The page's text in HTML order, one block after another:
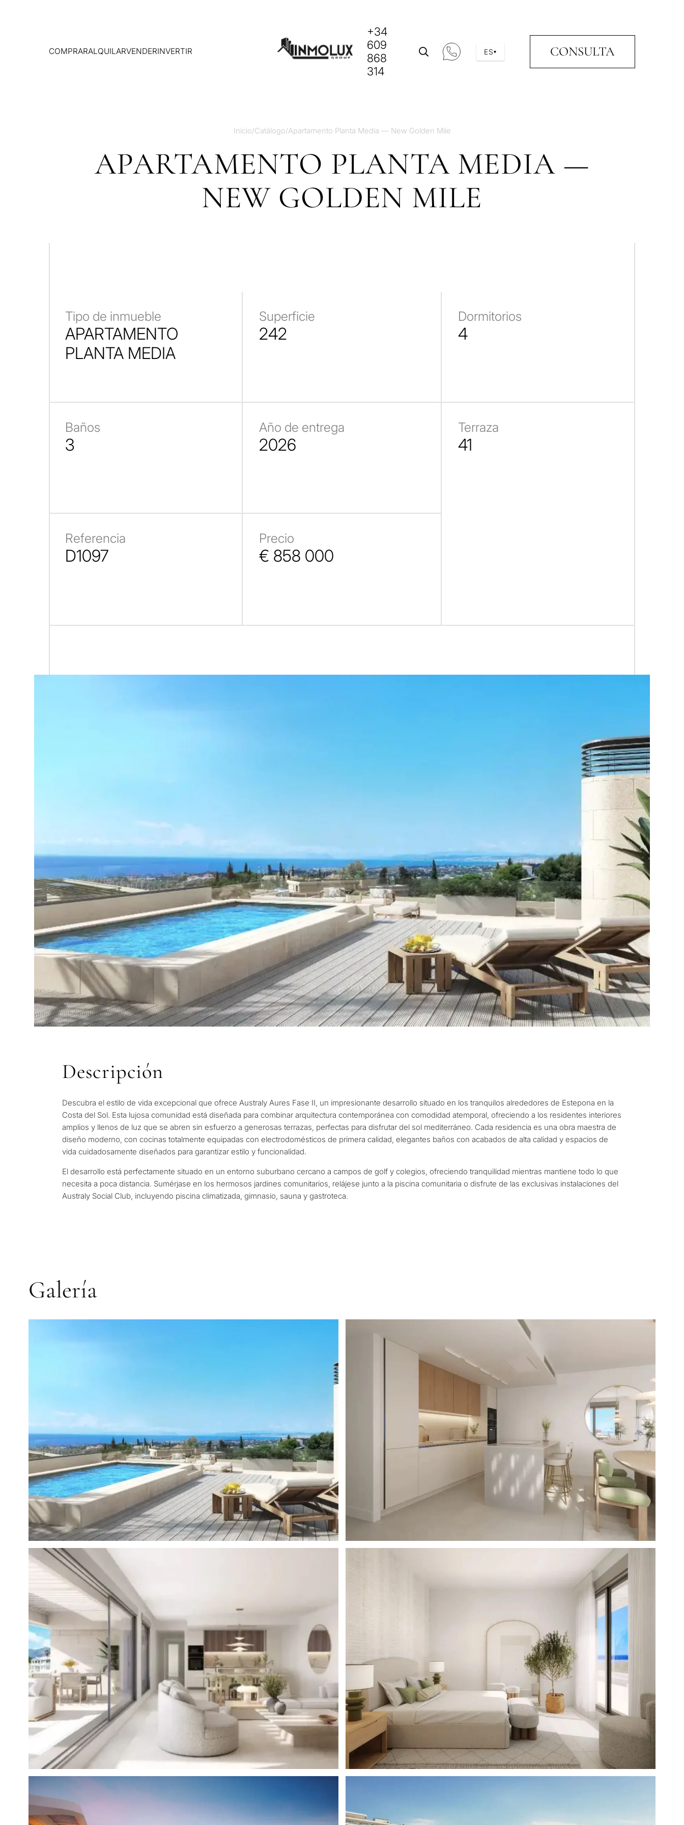
COMPRARALQUILARVENDERINVERTIR
+34
609
868
314
ES▾ CONSULTA
Inicio/Catálogo/Apartamento Planta Media — New Golden Mile
APARTAMENTO PLANTA MEDIA —
NEW GOLDEN MILE
Tipo de inmueble
APARTAMENTO
PLANTA MEDIA
Superficie
242
Dormitorios
4
Baños
3
Año de entrega
2026
Terraza
41
Referencia
D1097
Precio
€ 858 000
Descripción
Descubra el estilo de vida excepcional que ofrece Australy Aures Fase II, un impresionante desarrollo situado en los tranquilos alrededores de Estepona en la
Costa del Sol. Esta lujosa comunidad está diseñada para combinar arquitectura contemporánea con comodidad atemporal, ofreciendo a los residentes interiores
amplios y llenos de luz que se abren sin esfuerzo a generosas terrazas, perfectas para disfrutar del sol mediterráneo. Cada residencia es una obra maestra de
diseño moderno, con cocinas totalmente equipadas con electrodomésticos de primera calidad, elegantes baños con acabados de alta calidad y espacios de
vida cuidadosamente diseñados para garantizar estilo y funcionalidad.
El desarrollo está perfectamente situado en un entorno suburbano cercano a campos de golf y colegios, ofreciendo tranquilidad mientras mantiene todo lo que
necesita a poca distancia. Sumérjase en los hermosos jardines comunitarios, relájese junto a la piscina comunitaria o disfrute de las exclusivas instalaciones del
Australy Social Club, incluyendo piscina climatizada, gimnasio, sauna y gastroteca.
Galería
CUESTIONARIO
Selección personalizada de
propiedades en Marbella
Responda a unas preguntas y seleccionaremos
objetivos y requisitos legales.
Primera o segunda residencia para mí
Mudanza y residencia permanente
Desarrollo de inversión
Consulta
Deja tu solicitud: te contactaremos en 30 minutos
✓Sin spam ni publicidad
✓Sólo 1 respuesta experta
✓ Confidencial